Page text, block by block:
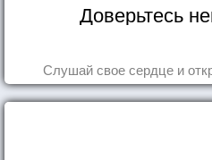
Доверьтесь
Слушай свое сердце и